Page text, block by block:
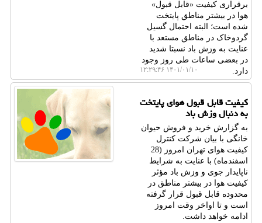
برقراری کیفیت «قابل قبول»
هوا در بیشتر مناطق پایتخت
شده است؛ البته احتمال گسیل
گردوخاک در مناطق مستعد با
عنایت به وزش باد نسبتا شدید
در بعضی ساعات طی روز وجود
دارد.
۱۴۰۱/۰۱/۱۰ ۱۲:۲۹:۴۶
کیفیت قابل قبول هوای پایتخت
به دنبال وزش باد
به گزارش خرید و فروش حیوان
خانگی با بیان شرکت کنترل
کیفیت هوای تهران امروز (28
اسفندماه) با عنایت به شرایط
ناپایدار جوی و وزش باد مؤثر
کیفیت هوا در بیشتر مناطق در
محدوده قابل قبول قرار گرفته
است و تا اواخر وقت امروز
ادامه خواهد داشت.